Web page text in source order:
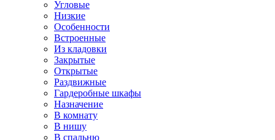
Угловые
Низкие
Особенности
Встроенные
Из кладовки
Закрытые
Открытые
Раздвижные
Гардеробные шкафы
Назначение
В комнату
В нишу
В спальню